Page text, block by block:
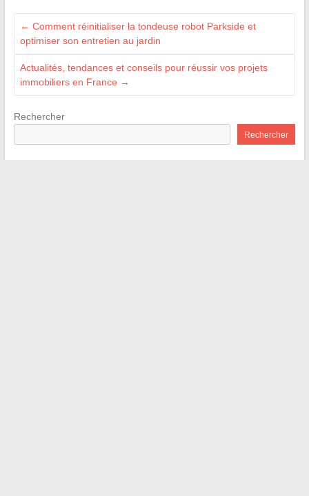
← Comment réinitialiser la tondeuse robot Parkside et
optimiser son entretien au jardin
Actualités, tendances et conseils pour réussir vos projets
immobiliers en France →
Rechercher
Rechercher